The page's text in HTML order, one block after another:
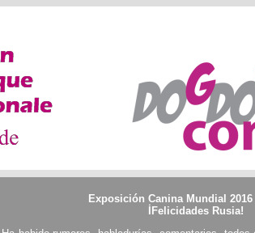
Exposición Canina Mundial 2016
İFelicidades Rusia!